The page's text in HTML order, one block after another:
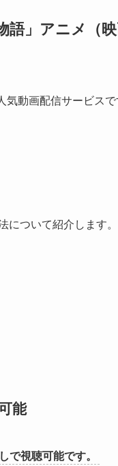
」アニメ（
動画配信サービスで
について紹介します。
能
で視聴可能です。